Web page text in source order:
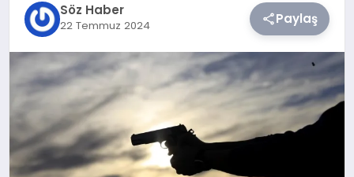
Söz Haber
22 Temmuz 2024 Paylaş